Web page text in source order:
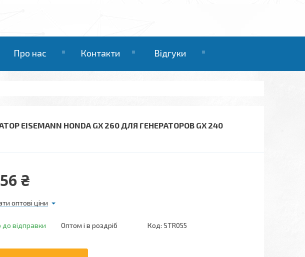
Про нас Контакти Відгуки
EISEMANN HONDA GX 260 ДЛЯ ГЕНЕРАТОРОВ GX 240
₴
оптові ціни
до відправки Оптом і в роздріб Код: STR055